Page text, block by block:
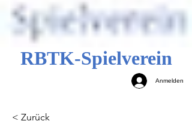
RBTK-Spielverein
Anmelden
< Zurück